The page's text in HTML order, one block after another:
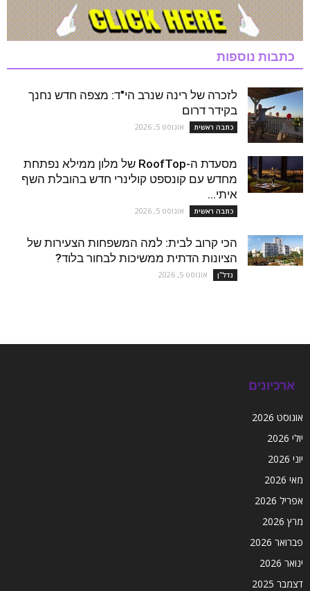
כתבות נוספות
לזכרה של רינה שנרב הי"ד: מצפה חדש נחנך
בקידר דרום
כתבה ראשית אוגוסט 5, 2026
מסעדת ה-RoofTop של מלון ממילא נפתחת
מחדש עם קונספט קולינרי חדש בהובלת השף
איתי...
כתבה ראשית אוגוסט 5, 2026
הכי קרוב לבית: למה המשפחות הצעירות של
הציונות הדתית ממשיכות לבחור בלוד?
נדל''ן אוגוסט 5, 2026
ארכיונים
אוגוסט 2026
יולי 2026
יוני 2026
מאי 2026
אפריל 2026
מרץ 2026
פברואר 2026
ינואר 2026
דצמבר 2025